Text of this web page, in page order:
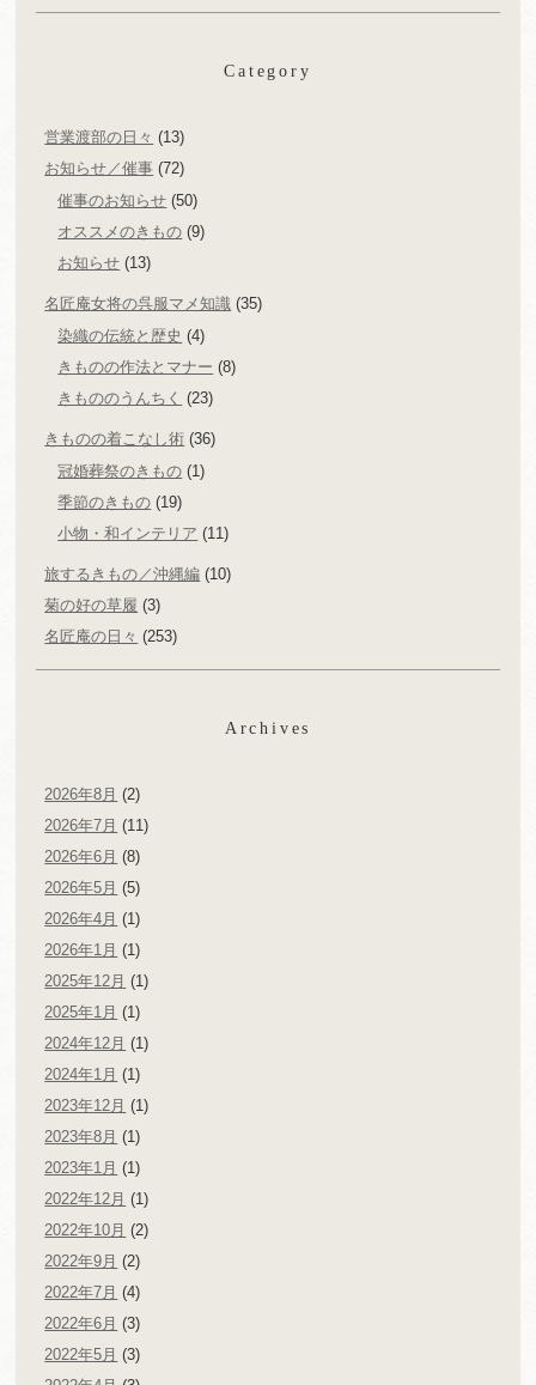
Category
営業渡部の日々 (13)
お知らせ／催事 (72)
催事のお知らせ (50)
オススメのきもの (9)
お知らせ (13)
名匠庵女将の呉服マメ知識 (35)
染織の伝統と歴史 (4)
きものの作法とマナー (8)
きもののうんちく (23)
きものの着こなし術 (36)
冠婚葬祭のきもの (1)
季節のきもの (19)
小物・和インテリア (11)
旅するきもの／沖縄編 (10)
菊の好の草履 (3)
名匠庵の日々 (253)
Archives
2026年8月 (2)
2026年7月 (11)
2026年6月 (8)
2026年5月 (5)
2026年4月 (1)
2026年1月 (1)
2025年12月 (1)
2025年1月 (1)
2024年12月 (1)
2024年1月 (1)
2023年12月 (1)
2023年8月 (1)
2023年1月 (1)
2022年12月 (1)
2022年10月 (2)
2022年9月 (2)
2022年7月 (4)
2022年6月 (3)
2022年5月 (3)